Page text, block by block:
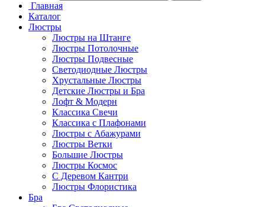
Главная
Каталог
Люстры
Люстры на Штанге
Люстры Потолочные
Люстры Подвесные
Светодиодные Люстры
Хрустальные Люстры
Детские Люстры и Бра
Лофт & Модерн
Классика Свечи
Классика с Плафонами
Люстры с Абажурами
Люстры Ветки
Большие Люстры
Люстры Космос
С Деревом Кантри
Люстры Флористика
Бра